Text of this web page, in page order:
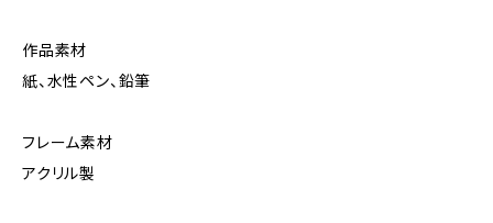
作品素材
紙、水性ペン、鉛筆
フレーム素材
アクリル製